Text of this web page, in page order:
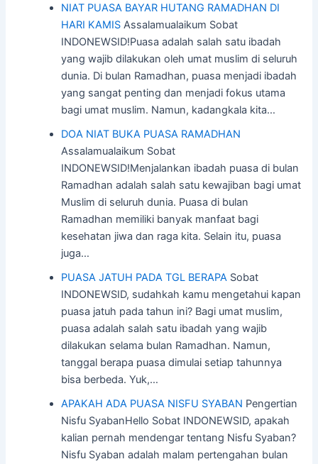
NIAT PUASA BAYAR HUTANG RAMADHAN DI
HARI KAMIS Assalamualaikum Sobat
INDONEWSID!Puasa adalah salah satu ibadah
yang wajib dilakukan oleh umat muslim di seluruh
dunia. Di bulan Ramadhan, puasa menjadi ibadah
yang sangat penting dan menjadi fokus utama
bagi umat muslim. Namun, kadangkala kita…
DOA NIAT BUKA PUASA RAMADHAN
Assalamualaikum Sobat
INDONEWSID!Menjalankan ibadah puasa di bulan
Ramadhan adalah salah satu kewajiban bagi umat
Muslim di seluruh dunia. Puasa di bulan
Ramadhan memiliki banyak manfaat bagi
kesehatan jiwa dan raga kita. Selain itu, puasa
juga…
PUASA JATUH PADA TGL BERAPA Sobat
INDONEWSID, sudahkah kamu mengetahui kapan
puasa jatuh pada tahun ini? Bagi umat muslim,
puasa adalah salah satu ibadah yang wajib
dilakukan selama bulan Ramadhan. Namun,
tanggal berapa puasa dimulai setiap tahunnya
bisa berbeda. Yuk,…
APAKAH ADA PUASA NISFU SYABAN Pengertian
Nisfu SyabanHello Sobat INDONEWSID, apakah
kalian pernah mendengar tentang Nisfu Syaban?
Nisfu Syaban adalah malam pertengahan bulan